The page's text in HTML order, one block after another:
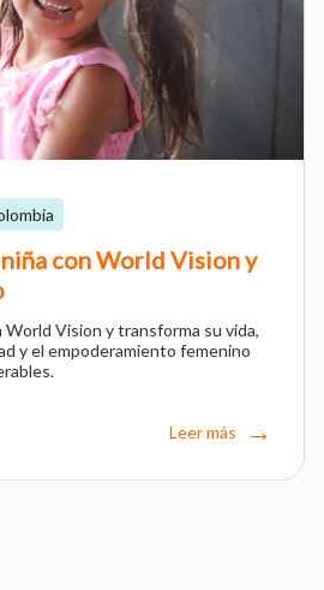
con World Vision y
World Vision y transforma su vida,
y el empoderamiento femenino
Leer más